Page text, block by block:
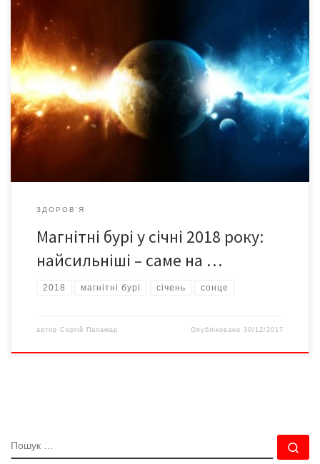
На початок 2018 року прогнозується кілька спалахів сонячної
активності. На жаль, деякі з них припадають саме на Новорічні
свята: безпосередньо на Новий рік, Різдво, а також Старий
Новий рік. Варто бути напоготові, щоби магнітні збурення не
заскочили зненацька, не підірвали здоров’я і не зіпсували
свята. Магнітні коливання можливі 2-3, 7-9, 15, 23, […]
ЗДОРОВ'Я
Магнітні бурі у січні 2018 року:
найсильніші – саме на …
2018 магнітні бурі січень сонце
автор Сергій Паламар Опубліковано30/12/2017
ПОШУК